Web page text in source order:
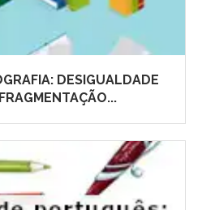
DESIGUALDADE